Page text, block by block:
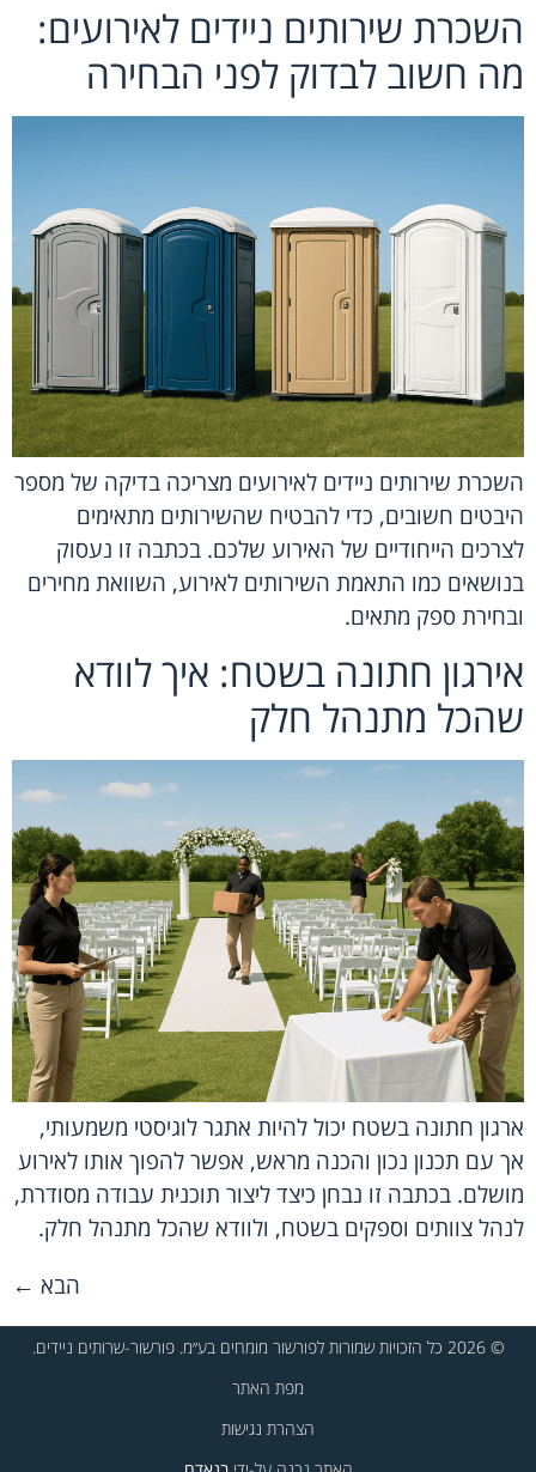
השכרת שירותים ניידים לאירועים:
מה חשוב לבדוק לפני הבחירה
השכרת שירותים ניידים לאירועים מצריכה בדיקה של מספר
היבטים חשובים, כדי להבטיח שהשירותים מתאימים
לצרכים הייחודיים של האירוע שלכם. בכתבה זו נעסוק
בנושאים כמו התאמת השירותים לאירוע, השוואת מחירים
ובחירת ספק מתאים.
אירגון חתונה בשטח: איך לוודא
שהכל מתנהל חלק
ארגון חתונה בשטח יכול להיות אתגר לוגיסטי משמעותי,
אך עם תכנון נכון והכנה מראש, אפשר להפוך אותו לאירוע
מושלם. בכתבה זו נבחן כיצד ליצור תוכנית עבודה מסודרת,
לנהל צוותים וספקים בשטח, ולוודא שהכל מתנהל חלק.
הבא ←
© 2026 כל הזכויות שמורות לפורשור מומחים בע״מ. פורשור-שרותים ניידים.
מפת האתר
הצהרת נגישות